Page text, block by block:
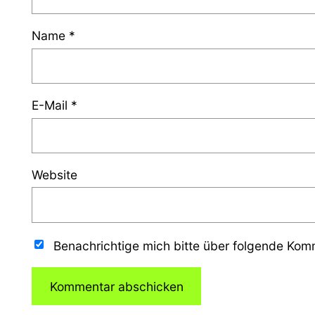
Name *
E-Mail *
Website
Benachrichtige mich bitte über folgende